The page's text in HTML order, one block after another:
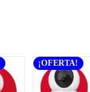
¡OFERTA!